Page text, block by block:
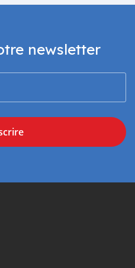
newsletter